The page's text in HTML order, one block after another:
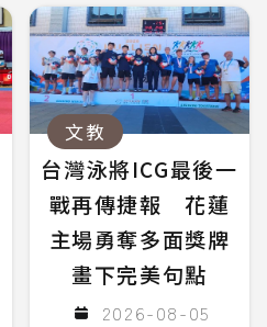
文教
台灣泳將ICG最後一
戰再傳捷報 花蓮
主場勇奪多面獎牌
畫下完美句點
2026-08-05